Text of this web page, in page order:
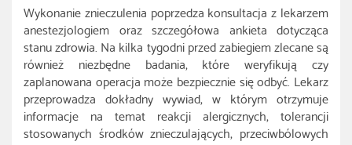
Wykonanie znieczulenia poprzedza konsultacja z lekarzem
anestezjologiem oraz szczegółowa ankieta dotycząca
stanu zdrowia. Na kilka tygodni przed zabiegiem zlecane są
również niezbędne badania, które weryfikują czy
zaplanowana operacja może bezpiecznie się odbyć. Lekarz
przeprowadza dokładny wywiad, w którym otrzymuje
informacje na temat reakcji alergicznych, tolerancji
stosowanych środków znieczulających, przeciwbólowych